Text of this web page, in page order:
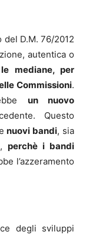
D.M. 76/2012
autentica o
mediane, per
Commissioni.
un nuovo
Questo
nuovi bandi, sia
perchè i bandi
l’azzeramento
degli sviluppi